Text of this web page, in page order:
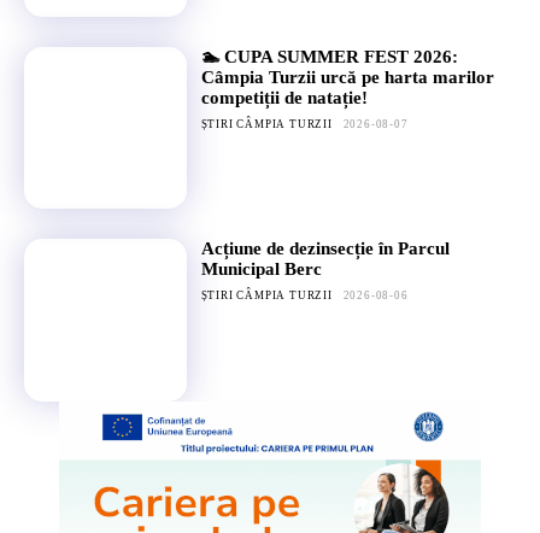
🏊 CUPA SUMMER FEST 2026:
Câmpia Turzii urcă pe harta marilor
competiții de natație!
ȘTIRI CÂMPIA TURZII 2026-08-07
Acțiune de dezinsecție în Parcul
Municipal Berc
ȘTIRI CÂMPIA TURZII 2026-08-06